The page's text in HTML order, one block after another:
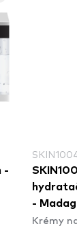
-
-
Hyalu-
Krémy